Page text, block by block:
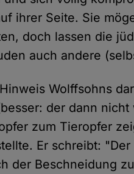
ihrer Seite. Sie
doch lassen die
auch andere
Wolffsohns
der dann
zum Tieropfer
Er schreibt:
der Beschneidung